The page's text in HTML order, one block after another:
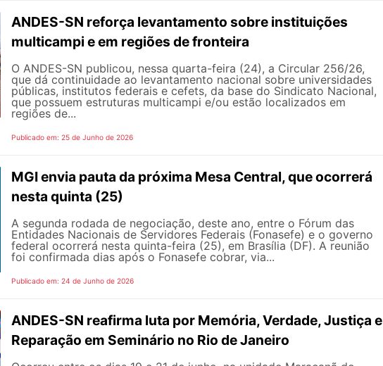
ANDES-SN reforça levantamento sobre instituições
multicampi e em regiões de fronteira
O ANDES-SN publicou, nessa quarta-feira (24), a Circular 256/26,
que dá continuidade ao levantamento nacional sobre universidades
públicas, institutos federais e cefets, da base do Sindicato Nacional,
que possuem estruturas multicampi e/ou estão localizados em
regiões de...
Publicado em: 25 de Junho de 2026
MGI envia pauta da próxima Mesa Central, que ocorrerá
nesta quinta (25)
A segunda rodada de negociação, deste ano, entre o Fórum das
Entidades Nacionais de Servidores Federais (Fonasefe) e o governo
federal ocorrerá nesta quinta-feira (25), em Brasília (DF). A reunião
foi confirmada dias após o Fonasefe cobrar, via...
Publicado em: 24 de Junho de 2026
ANDES-SN reafirma luta por Memória, Verdade, Justiça e
Reparação em Seminário no Rio de Janeiro